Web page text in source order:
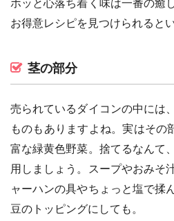
ホッと心落ち着く味は一番の癒
お得意レシピを見つけられると
茎の部分
売られているダイコンの中には
ものもありますよね。実はその
富な緑黄色野菜。捨てるなんて
用しましょう。スープやおみそ
ャーハンの具やちょっと塩で揉
豆のトッピングにしても。